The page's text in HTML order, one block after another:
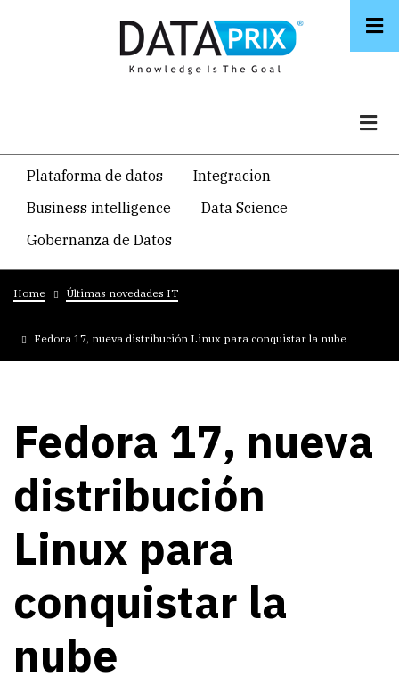
Navegacion
temática
principal
Plataforma de datos
Integracion
Business intelligence
Data Science
Gobernanza de Datos
Breadcrumb
Home Últimas novedades IT
Fedora 17, nueva distribución Linux para conquistar la nube
Fedora 17, nueva
distribución
Linux para
conquistar la
nube